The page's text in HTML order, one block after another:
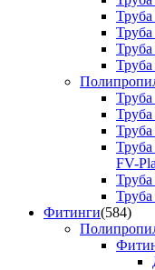
FV-
Фитинги(584)